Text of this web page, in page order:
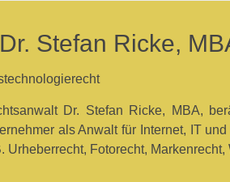
Stefan Ricke,
Dr. Stefan Ricke, MBA,
als Anwalt für Internet, IT
Urheberrecht, Fotorecht,